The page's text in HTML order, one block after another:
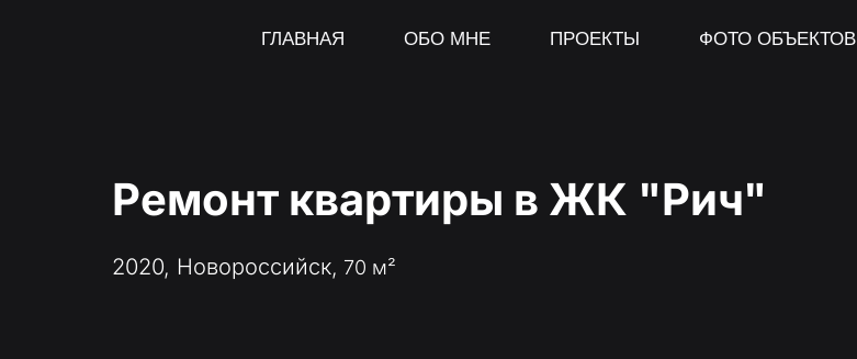
ГЛАВНАЯ ОБО МНЕ ПРОЕКТЫ ФОТО ОБЪЕКТОВ
Ремонт квартиры в ЖК "Рич"
2020, Новороссийск, 70 м²